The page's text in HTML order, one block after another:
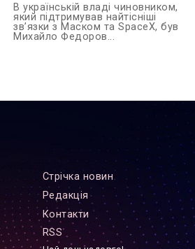
В українській владі чиновником,
який підтримував найтісніші
зв’язки з Маском та SpaceX, був
Михайло Федоров...
Стрiчка новин
Редакцiя
Контакти
RSS